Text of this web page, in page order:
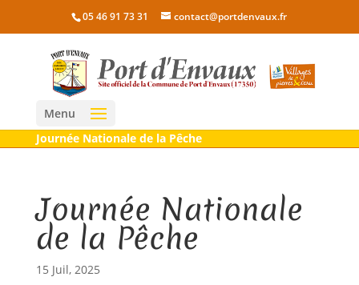
05 46 91 73 31 contact@portdenvaux.fr
Menu
Journée Nationale de la Pêche
Journée Nationale
de la Pêche
15 Juil, 2025